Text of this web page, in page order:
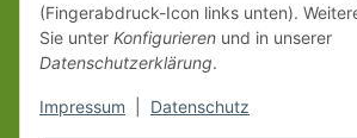
(Fingerabdruck-Icon links unten).
Sie unter Konfigurieren und in unserer
Datenschutzerklärung.
Impressum Datenschutz